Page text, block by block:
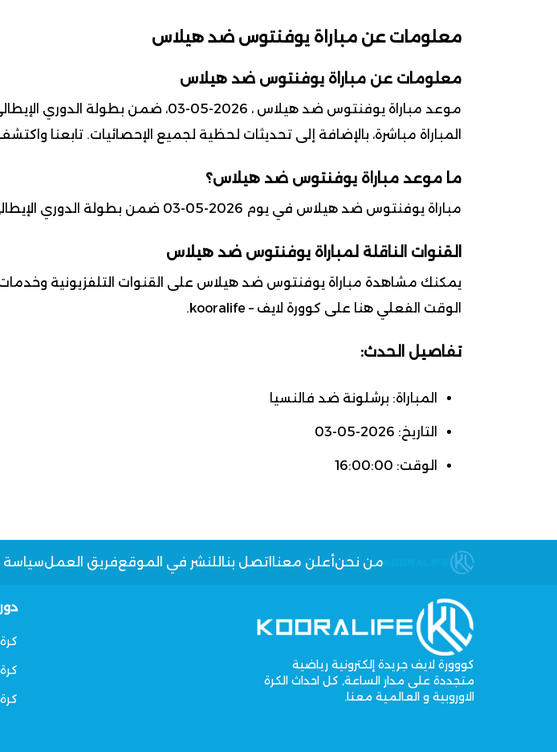
معلومات عن مباراة يوفنتوس ضد هيلاس
معلومات عن مباراة يوفنتوس ضد هيلاس
المباراة مباشرة، بالإضافة إلى تحديثات لحظية لجميع الإحصائيات. تابعنا
ما موعد مباراة يوفنتوس ضد هيلاس؟
مباراة يوفنتوس ضد هيلاس في يوم 2026-05-03 ضمن بطولة الدوري الإيطالي (السيري أ)
القنوات الناقلة لمباراة يوفنتوس ضد هيلاس
يمكنك مشاهدة مباراة يوفنتوس ضد هيلاس على القنوات التلفزيونية وخدمات
الوقت الفعلي هنا على كوورة لايف – kooralife.
تفاصيل الحدث:
المباراة: برشلونة ضد فالنسيا
التاريخ: 2026-05-03
الوقت: 16:00:00
من نحنأعلن معنا اتصل بنا للنشر في الموقعفريق العمل
كووورة لايف جريدة إلكترونية رياضية
متجددة على مدار الساعة, كل احداث الكرة
الاوروبية و العالمية معنا.